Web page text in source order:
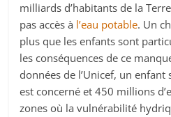
milliards d’habitants de la
pas accès à l’eau potable. Un
plus que les enfants sont
les conséquences de ce
données de l’Unicef, un
est concerné et 450 millions
zones où la vulnérabilité